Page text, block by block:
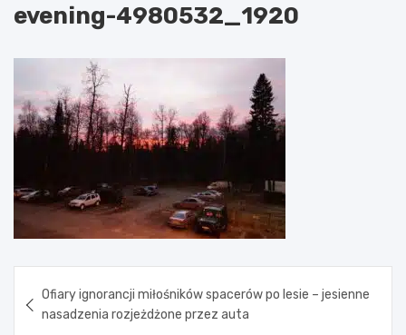
evening-4980532_1920
wpisu
Ofiary ignorancji miłośników spacerów po lesie – jesienne
nasadzenia rozjeżdżone przez auta